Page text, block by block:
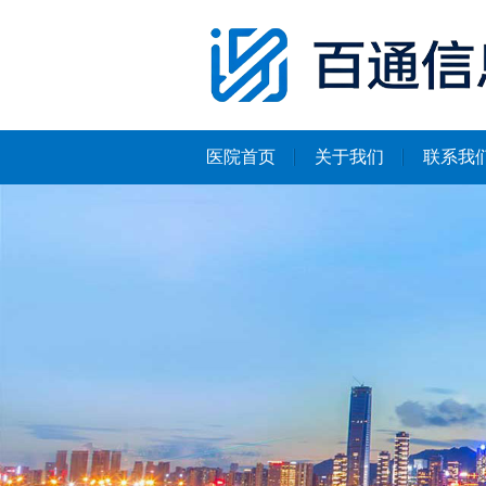
医院首页 关于我们 联系我